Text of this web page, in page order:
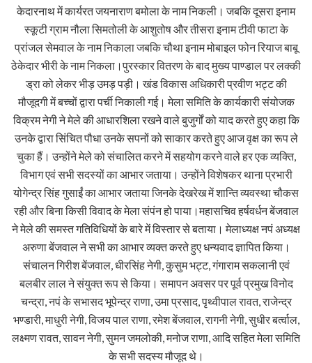
केदारनाथ में कार्यरत जयनाराण बमोला के नाम निकली। जबकि दूसरा इनाम
स्कूटी ग्राम नौला सिमतोली के आशुतोष और तीसरा इनाम टीवी फाटा के
प्रांजल सेमवाल के नाम निकाला जबकि चौथा इनाम मोबाइल फोन रियाज बाबू
ठेकेदार भीरी के नाम निकला।पुरस्कार वितरण के बाद मुख्य पाण्डाल पर लक्की
ड्रा को लेकर भीड़ उमड़ पड़ी। खंड विकास अधिकारी प्रवीण भट्ट की
मौजूदगी में बच्चों द्वारा पर्ची निकाली गई। मेला समिति के कार्यकारी संयोजक
विक्रम नेगी ने मेले की आधारशिला रखने वाले बुजुर्गों को याद करते हुए कहा कि
उनके द्वारा सिंचित पौधा उनके सपनों को साकार करते हुए आज वृक्ष का रूप ले
चुका हैं। उन्होंने मेले को संचालित करने में सहयोग करने वाले हर एक व्यक्ति,
विभाग एवं सभी सदस्यों का आभार जताया। उन्होंने विशेषकर थाना प्रभारी
योगेन्द्र सिंह गुसाईं का आभार जताया जिनके देखरेख में शान्ति व्यवस्था चौकस
रही और बिना किसी विवाद के मेला संपंन हो पाया।महासचिव हर्षवर्धन बेंजवाल
ने मेले की समस्त गतिविधियों के बारे में विस्तार से बताया। मेलाध्यक्ष नपं अध्यक्ष
अरुणा बेंजवाल ने सभी का आभार व्यक्त करते हुए धन्यवाद ज्ञापित किया।
संचालन गिरीश बेंजवाल, धीरसिंह नेगी, कुसुम भट्ट, गंगाराम सकलानी एवं
बलबीर लाल ने संयुक्त रूप से किया। समापन अवसर पर पूर्व प्रमुख विनोद
चन्द्रा, नपं के सभासद भूपेन्द्र राणा, उमा प्रसाद, पृथ्वीपाल रावत, राजेन्द्र
भण्डारी, माधुरी नेगी, विजय पाल राणा, रमेश बेंजवाल, रागनी नेगी, सुधीर बर्त्वाल,
लक्ष्मण रावत, सावन नेगी, सुमन जमलोकी, मनोज राणा, आदि सहित मेला समिति
के सभी सदस्य मौजूद थे।